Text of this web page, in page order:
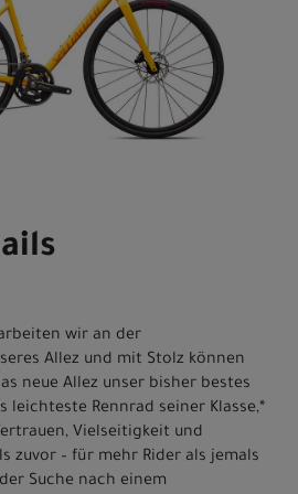
wir an der
Allez und mit Stolz können
neue Allez unser bisher bestes
leichteste Rennrad seiner Klasse,*
Vielseitigkeit und
zuvor – für mehr Rider als jemals
Suche nach einem